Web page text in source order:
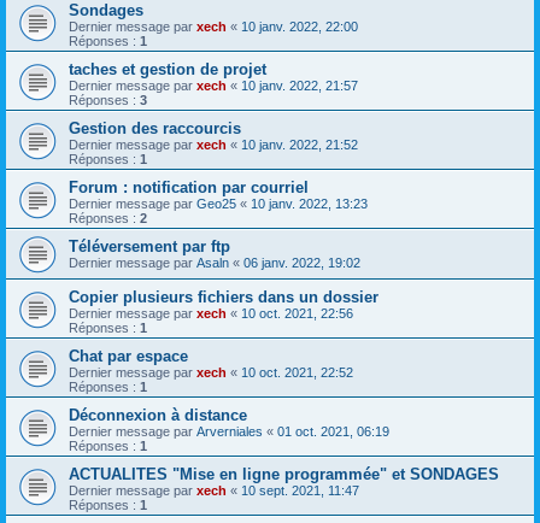
Sondages
Dernier message par xech « 10 janv. 2022, 22:00
Réponses : 1
taches et gestion de projet
Dernier message par xech « 10 janv. 2022, 21:57
Réponses : 3
Gestion des raccourcis
Dernier message par xech « 10 janv. 2022, 21:52
Réponses : 1
Forum : notification par courriel
Dernier message par Geo25 « 10 janv. 2022, 13:23
Réponses : 2
Téléversement par ftp
Dernier message par Asaln « 06 janv. 2022, 19:02
Copier plusieurs fichiers dans un dossier
Dernier message par xech « 10 oct. 2021, 22:56
Réponses : 1
Chat par espace
Dernier message par xech « 10 oct. 2021, 22:52
Réponses : 1
Déconnexion à distance
Dernier message par Arverniales « 01 oct. 2021, 06:19
Réponses : 1
ACTUALITES "Mise en ligne programmée" et SONDAGES
Dernier message par xech « 10 sept. 2021, 11:47
Réponses : 1